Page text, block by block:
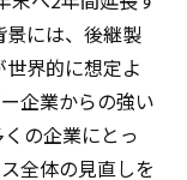
景には、後継製
界的に想定よ
企業からの強い
の企業にとっ
全体の見直しを